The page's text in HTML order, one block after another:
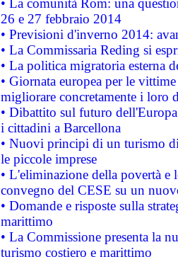
• La comunità Rom: una
26 e 27 febbraio 2014
• Previsioni d'inverno 2014:
• La Commissaria Reding si
• La politica migratoria esterna
• Giornata europea per le
migliorare concretamente i loro
• Dibattito sul futuro
i cittadini a Barcellona
• Nuovi principi di un turismo
le piccole imprese
• L'eliminazione della povertà
convegno del CESE su un
• Domande e risposte sulla
marittimo
• La Commissione presenta la
turismo costiero e marittimo